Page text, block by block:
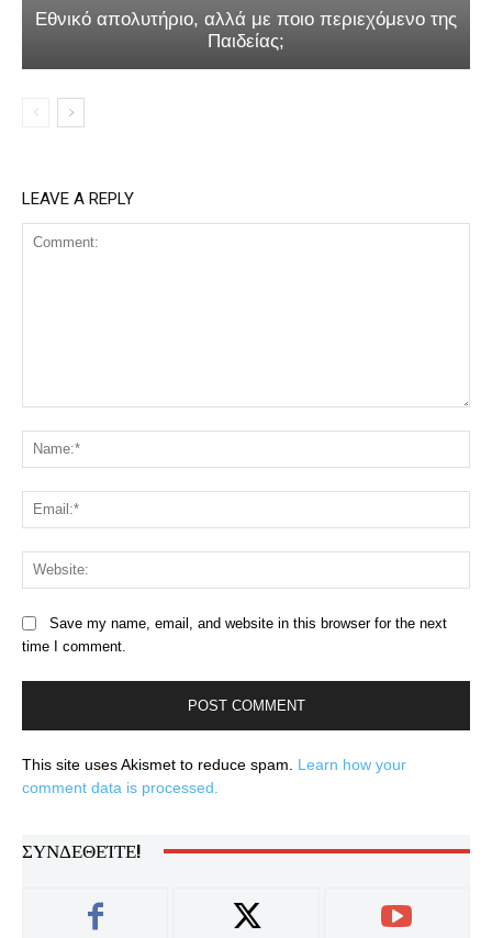
Εθνικό απολυτήριο, αλλά με ποιο περιεχόμενο της
Παιδείας;
LEAVE A REPLY
Save my name, email, and website in this browser for the next
time I comment.
This site uses Akismet to reduce spam. Learn how your
comment data is processed.
ΣΥΝΔΕΘΕΊΤΕ!